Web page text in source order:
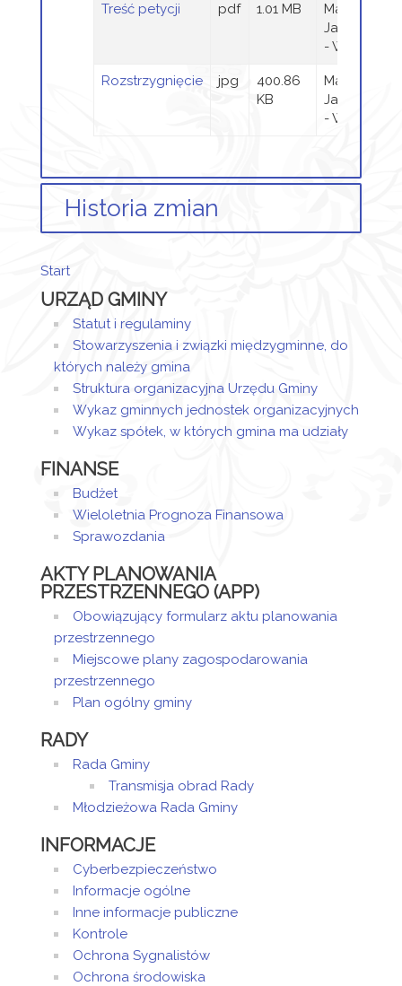
Treść petycji pdf 1.01 MB
Magdalena
- Wieczorek
Rozstrzygnięcie jpg
400.86
KB
Magdalena
- Wieczorek
Historia zmian
utworzony.
Dodane
załączniki
Treść petycji
styczeń
- Wieczorek
Artykuł został
zmieniony.
wtorek,
Magdalena
Artykuł został
Dodane
Rozstrzygnięcie
kwiecień
2023
Start
URZĄD GMINY
Statut i regulaminy
Stowarzyszenia i związki międzygminne, do
których należy gmina
Struktura organizacyjna Urzędu Gminy
Wykaz gminnych jednostek organizacyjnych
Wykaz spółek, w których gmina ma udziały
FINANSE
Budżet
Wieloletnia Prognoza Finansowa
Sprawozdania
AKTY PLANOWANIA
PRZESTRZENNEGO (APP)
Obowiązujący formularz aktu planowania
przestrzennego
Miejscowe plany zagospodarowania
przestrzennego
Plan ogólny gminy
RADY
Rada Gminy
Transmisja obrad Rady
Młodzieżowa Rada Gminy
INFORMACJE
Cyberbezpieczeństwo
Informacje ogólne
Inne informacje publiczne
Kontrole
Ochrona Sygnalistów
Ochrona środowiska